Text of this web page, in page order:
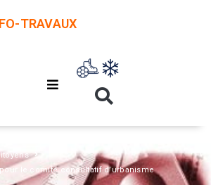
TRAVAUX
le comité consultatif d’urbanisme